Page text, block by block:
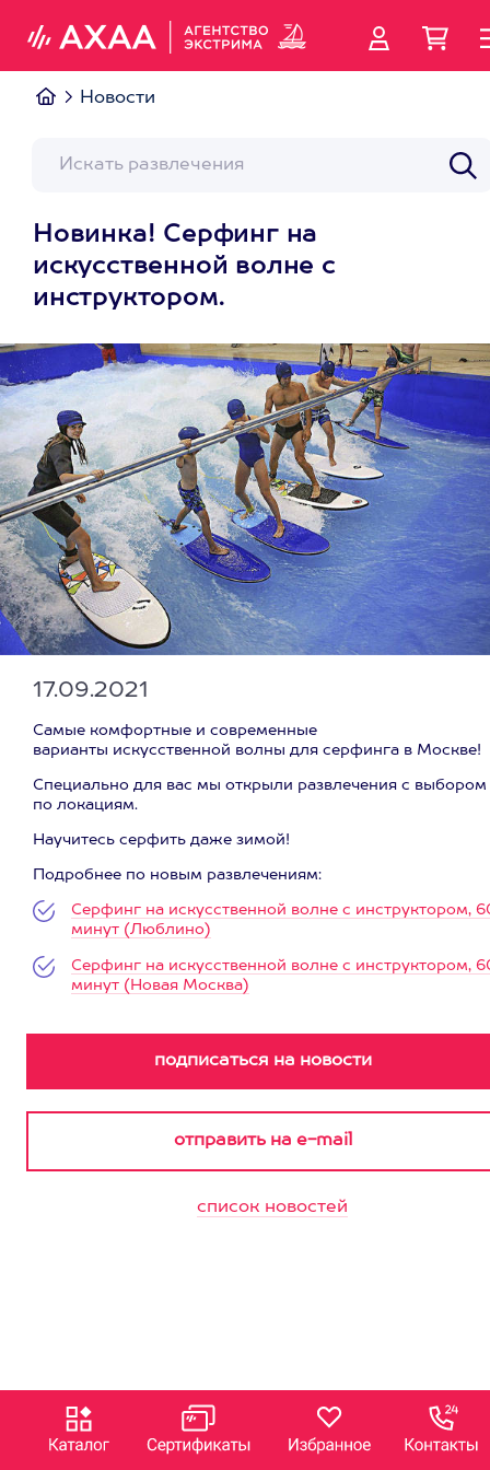
Новости
Новинка! Серфинг на
искусственной волне с
инструктором.
17.09.2021
Самые комфортные и современные
варианты искусственной волны для серфинга в Москве!
Специально для вас мы открыли развлечения с выбором
по локациям.
Научитесь серфить даже зимой!
Подробнее по новым развлечениям:
Серфинг на искусственной волне с инструктором,
минут (Люблино)
Серфинг на искусственной волне с инструктором,
минут (Новая Москва)
список новостей